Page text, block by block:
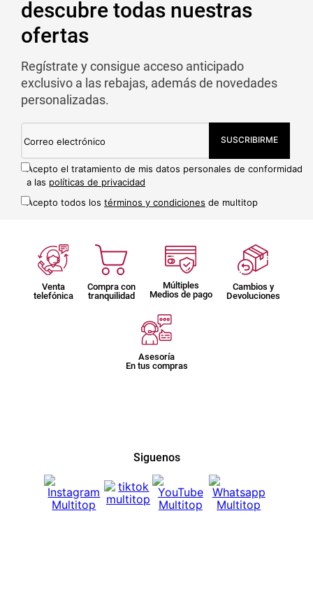
descubre todas nuestras
ofertas
Regístrate y consigue acceso anticipado
exclusivo a las rebajas, además de novedades
personalizadas.
SUSCRIBIRME
Acepto el tratamiento de mis datos personales de conformidad
a las políticas de privacidad
Acepto todos los términos y condiciones de multitop
Venta
telefónica
Compra con
tranquilidad
Múltiples
Medios de pago
Cambios y
Devoluciones
Asesoría
En tus compras